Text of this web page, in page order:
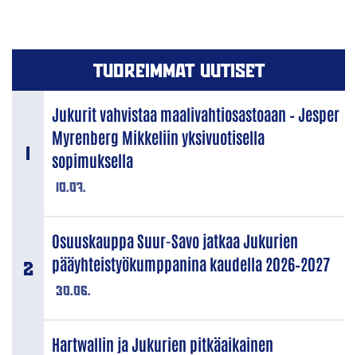
TUOREIMMAT UUTISET
10.07.
Jukurit vahvistaa maalivahtiosastoaan – Jesper
Myrenberg Mikkeliin yksivuotisella
sopimuksella
30.06.
Osuuskauppa Suur-Savo jatkaa Jukurien
pääyhteistyökumppanina kaudella 2026–2027
Hartwallin ja Jukurien pitkäaikainen